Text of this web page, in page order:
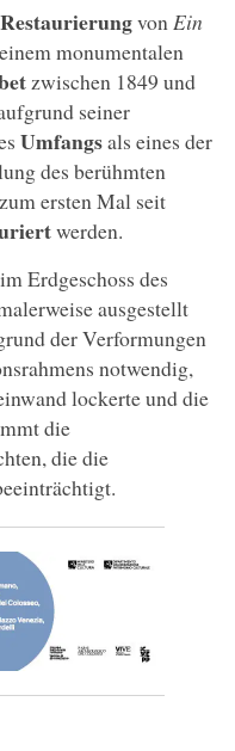
Restaurierungvon Ein
monumentalen
zwischen 1849 und
seiner
Umfangsals eines der
des berühmten
ersten Mal seit
werden.
Erdgeschoss des
ausgestellt
der Verformungen
notwendig,
lockerte und die
die
die die